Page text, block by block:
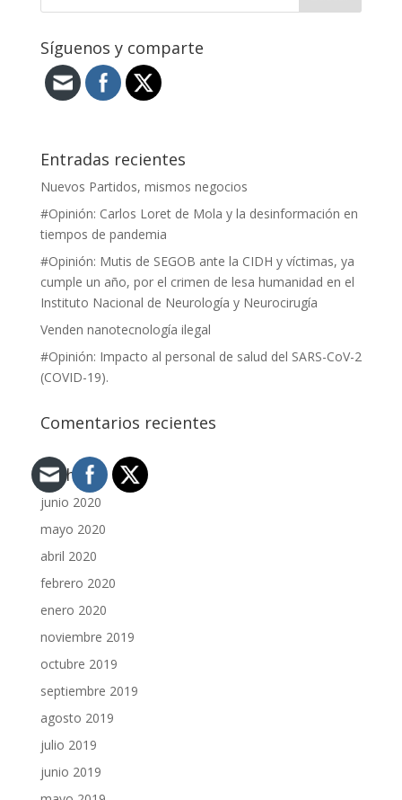
Síguenos y comparte
Entradas recientes
Nuevos Partidos, mismos negocios
#Opinión: Carlos Loret de Mola y la desinformación en
tiempos de pandemia
#Opinión: Mutis de SEGOB ante la CIDH y víctimas, ya
cumple un año, por el crimen de lesa humanidad en el
Instituto Nacional de Neurología y Neurocirugía
Venden nanotecnología ilegal
#Opinión: Impacto al personal de salud del SARS-CoV-2
(COVID-19).
Comentarios recientes
Archivos
junio 2020
mayo 2020
abril 2020
febrero 2020
enero 2020
noviembre 2019
octubre 2019
septiembre 2019
agosto 2019
julio 2019
junio 2019